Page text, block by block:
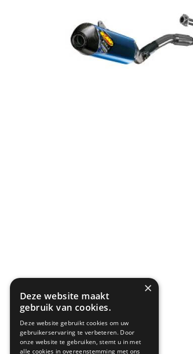
×
Deze website maakt
gebruik van cookies.
Deze website gebruikt cookies om uw
gebruikerservaring te verbeteren. Door
onze website te gebruiken, stemt u in met
alle cookies in overeenstemming met ons